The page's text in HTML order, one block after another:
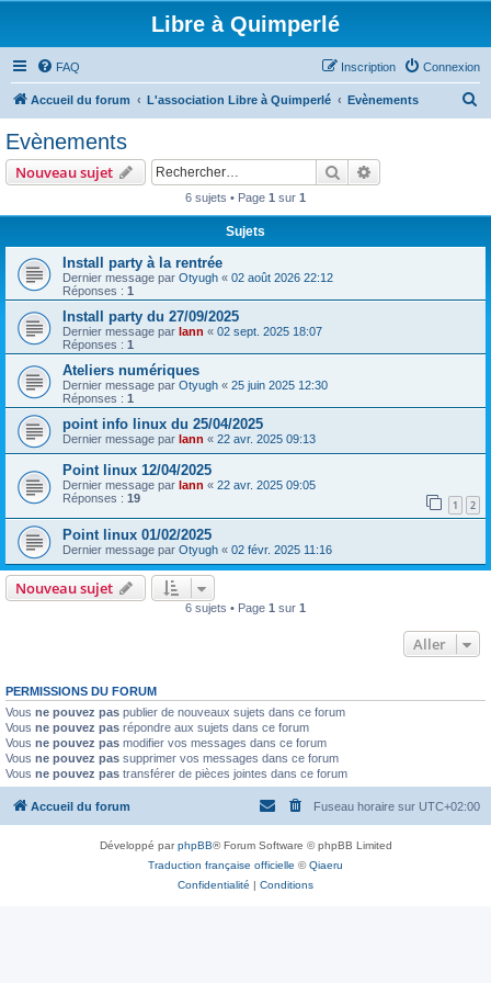
Libre à Quimperlé
FAQ Connexion
Inscription
Accueil du forum L'association Libre à Quimperlé Evènements
Evènements
Nouveau sujet Rechercher
6 sujets • Page 1 sur 1
Sujets
Install party à la rentrée
Dernier message par Otyugh « 02 août 2026 22:12
Réponses : 1
Install party du 27/09/2025
Dernier message par lann « 02 sept. 2025 18:07
Réponses : 1
Ateliers numériques
Dernier message par Otyugh « 25 juin 2025 12:30
Réponses : 1
point info linux du 25/04/2025
Dernier message par lann « 22 avr. 2025 09:13
Point linux 12/04/2025
Dernier message par lann « 22 avr. 2025 09:05
Réponses : 19 1 2
Point linux 01/02/2025
Dernier message par Otyugh « 02 févr. 2025 11:16
Nouveau sujet
6 sujets • Page 1 sur 1
Aller
PERMISSIONS DU FORUM
Vous ne pouvez pas publier de nouveaux sujets dans ce forum
Vous ne pouvez pas répondre aux sujets dans ce forum
Vous ne pouvez pas modifier vos messages dans ce forum
Vous ne pouvez pas supprimer vos messages dans ce forum
Vous ne pouvez pas transférer de pièces jointes dans ce forum
Accueil du forum Fuseau horaire sur UTC+02:00
Développé parphpBB® Forum Software © phpBB Limited
Traduction française officielle ©Qiaeru
Confidentialité | Conditions